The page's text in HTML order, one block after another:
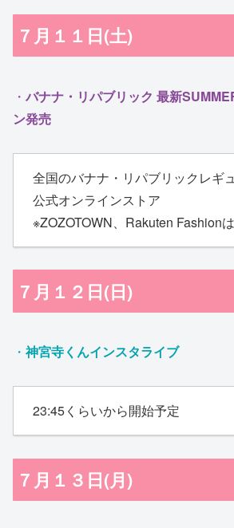
７月１１日(土)
・ バナナ・リパブリック 最新
ン発売
全国のバナナ・リパブリックレギ
公式オンラインストア
※ZOZOTOWN、Rakuten Fashion
７月１２日(日)
・ 神宮寺くんインスタライブ
23:45くらいから開始予定
７月１３日(月)